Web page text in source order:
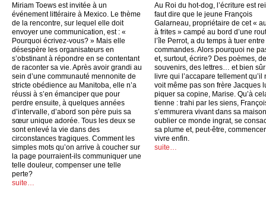
Miriam Toews est invitée à un
événement littéraire à Mexico. Le thème
de la rencontre, sur lequel elle doit
envoyer une communication, est : «
Pourquoi écrivez-vous? » Mais elle
désespère les organisateurs en
s’obstinant à répondre en se contentant
de raconter sa vie. Après avoir grandi au
sein d’une communauté mennonite de
stricte obédience au Manitoba, elle n’a
réussi à s’en émanciper que pour
perdre ensuite, à quelques années
d’intervalle, d’abord son père puis sa
sœur unique adorée. Tous les deux se
sont enlevé la vie dans des
circonstances tragiques. Comment les
simples mots qu’on arrive à coucher sur
la page pourraient-ils communiquer une
telle douleur, compenser une telle
perte?
suite…
Au Roi du hot-dog, l’écriture est
faut dire que le jeune François
Galarneau, propriétaire de cet «
à frites » campé au bord d’une
l’île Perrot, a du temps à tuer
commandes. Alors pourquoi ne
et, surtout, écrire? Des poèmes,
souvenirs, des lettres… et bien
livre qui l’accapare tellement qu’il
voit même pas son frère Jacques
piquer sa copine, Marise. Qu’à
tienne : trahi par les siens,
s’emmurera vivant dans sa
oublier ce monde ingrat, se
sa plume et, peut-être,
vivre enfin.
suite…